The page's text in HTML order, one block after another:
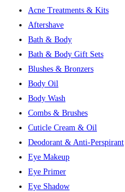
Acne Treatments & Kits
Aftershave
Bath & Body
Bath & Body Gift Sets
Blushes & Bronzers
Body Oil
Body Wash
Combs & Brushes
Cuticle Cream & Oil
Deodorant & Anti-Perspirant
Eye Makeup
Eye Primer
Eye Shadow